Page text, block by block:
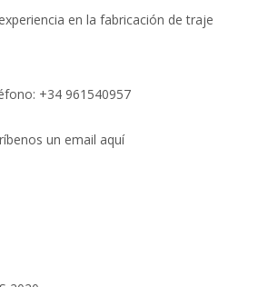
en la fabricación de traje
+34 961540957
un email aquí